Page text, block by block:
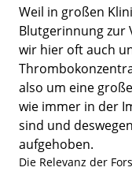
Weil in großen
Blutgerinnung zur
wir hier oft auch
also um eine
wie immer in der
sind und
aufgehoben.
Die Relevanz der